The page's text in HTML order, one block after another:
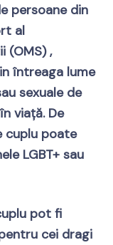
persoane din
al
(OMS) ,
întreaga lume
sexuale de
viață. De
cuplu poate
LGBT+ sau
pot fi
cei dragi